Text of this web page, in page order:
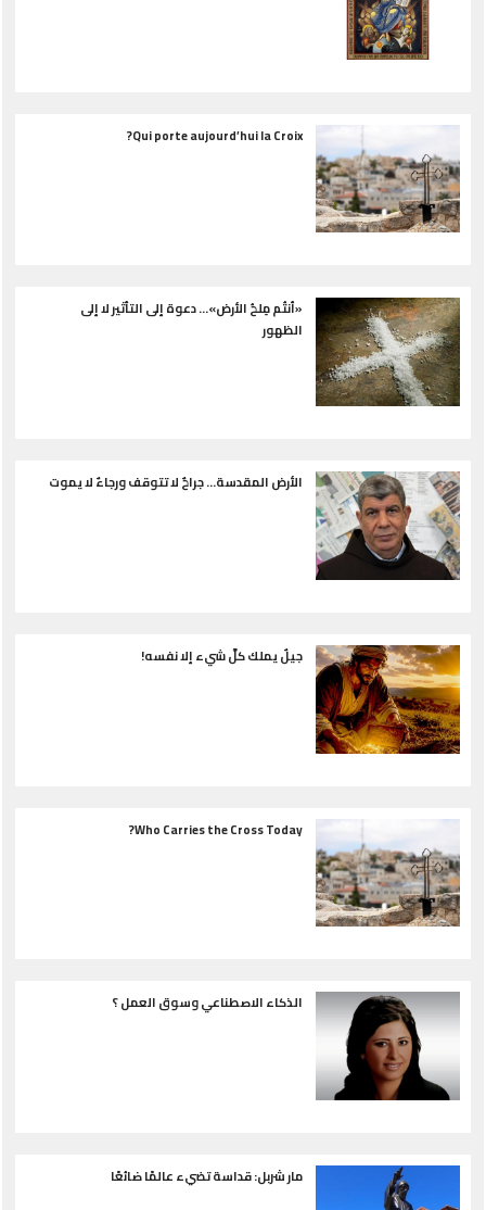
Qui porte aujourd’hui la Croix?
«أنتُم مِلحُ الأرض»… دعوة إلى التأثير لا إلى
الظهور
الأرض المقدسة... جراحٌ لا تتوقف ورجاءٌ لا يموت
جيلٌ يملك كلَّ شيء إلا نفسه!
Who Carries the Cross Today?
الذكاء الاصطناعي وسوق العمل ؟
مار شربل: قداسة تضيء عالمًا ضائعًا